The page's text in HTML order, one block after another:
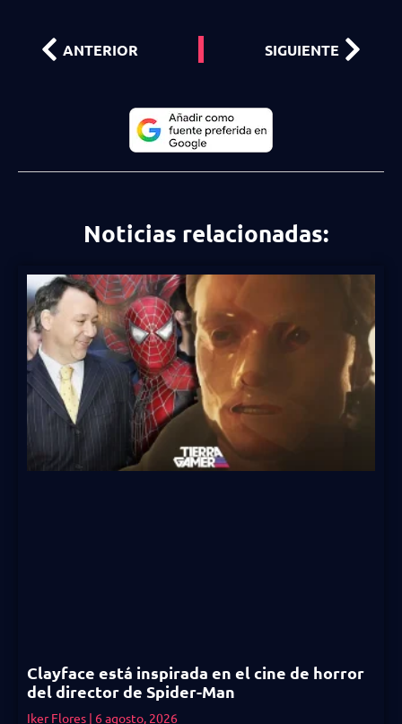
ANTERIOR SIGUIENTE
Noticias relacionadas:
Clayface está inspirada en el cine de horror
del director de Spider-Man
Iker Flores 6 agosto, 2026